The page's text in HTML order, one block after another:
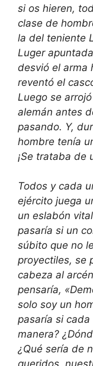
si os hieren,
clase de
la del teniente
Luger
desvió el arma
reventó el
Luego se
alemán antes
pasando. Y,
hombre tenía
¡Se trataba de
Todos y cada
ejército juega
un eslabón
pasaría si un
súbito que no
proyectiles, se
cabeza al
pensaría,
solo soy un
pasaría si
manera?
¿Qué sería de